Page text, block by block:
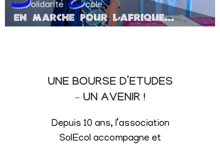
UNE BOURSE D’ETUDES
– UN AVENIR !
Depuis 10 ans, l’association
SolEcol accompagne et